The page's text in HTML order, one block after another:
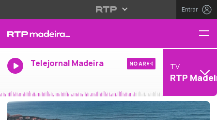
Entrar
Telejornal Madeira NO AR TV
RTP